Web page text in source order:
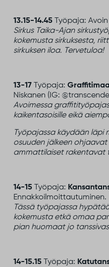
13.15-14.45 Työpaja:
Sirkus Taika-Ajan
kokemusta sirkuksesta,
sirkuksen iloa. Tervetuloa!
13-17 Työpaja:
Niskanen (IG:
Avoimessa
kaikentasoisille eikä
Työpajassa käydään läpi
osuuden jälkeen
ammattilaiset rakentavat
14-15 Työpaja:
Ennakkoilmoittautuminen.
Tässä työpajassa
kokemusta etkä omaa
pian huomaat jo
14-15.15 Työpaja: